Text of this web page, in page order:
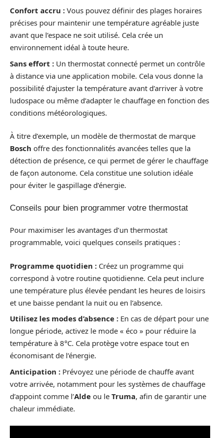
Confort accru : Vous pouvez définir des plages horaires
précises pour maintenir une température agréable juste
avant que l’espace ne soit utilisé. Cela crée un
environnement idéal à toute heure.
Sans effort : Un thermostat connecté permet un contrôle
à distance via une application mobile. Cela vous donne la
possibilité d’ajuster la température avant d’arriver à votre
ludospace ou même d’adapter le chauffage en fonction des
conditions météorologiques.
À titre d’exemple, un modèle de thermostat de marque
Bosch offre des fonctionnalités avancées telles que la
détection de présence, ce qui permet de gérer le chauffage
de façon autonome. Cela constitue une solution idéale
pour éviter le gaspillage d’énergie.
Conseils pour bien programmer votre thermostat
Pour maximiser les avantages d’un thermostat
programmable, voici quelques conseils pratiques :
Programme quotidien : Créez un programme qui
correspond à votre routine quotidienne. Cela peut inclure
une température plus élevée pendant les heures de loisirs
et une baisse pendant la nuit ou en l’absence.
Utilisez les modes d’absence : En cas de départ pour une
longue période, activez le mode « éco » pour réduire la
température à 8°C. Cela protège votre espace tout en
économisant de l’énergie.
Anticipation : Prévoyez une période de chauffe avant
votre arrivée, notamment pour les systèmes de chauffage
d’appoint comme l’Alde ou le Truma, afin de garantir une
chaleur immédiate.